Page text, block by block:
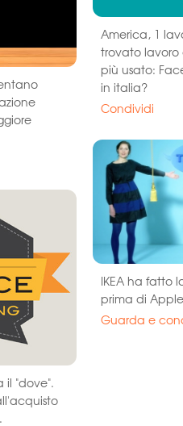
America, 1
trovato lavoro
più usato:
in italia?
Condividi
IKEA ha fatto
prima di
Guarda e
il "dove".